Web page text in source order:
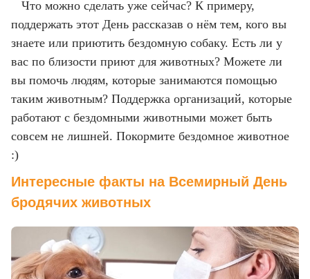
Что можно сделать уже сейчас? К примеру,
поддержать этот День рассказав о нём тем, кого вы
знаете или приютить бездомную собаку. Есть ли у
вас по близости приют для животных? Можете ли
вы помочь людям, которые занимаются помощью
таким животным? Поддержка организаций, которые
работают с бездомными животными может быть
совсем не лишней. Покормите бездомное животное
:)
Интересные факты на Всемирный День
бродячих животных